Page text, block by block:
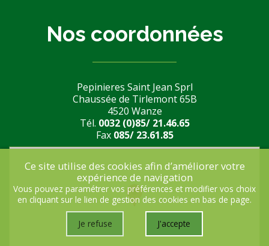
Nos coordonnées
Pepinieres Saint Jean Sprl
Chaussée de Tirlemont 65B
4520 Wanze
Tél. 0032 (0)85/ 21.46.65
Fax 085/ 23.61.85
Ce site utilise des cookies afin d’améliorer votre
expérience de navigation
Vous pouvez paramétrer vos préférences et modifier vos choix
en cliquant sur le lien de gestion des cookies en bas de page.
Je refuse J'accepte